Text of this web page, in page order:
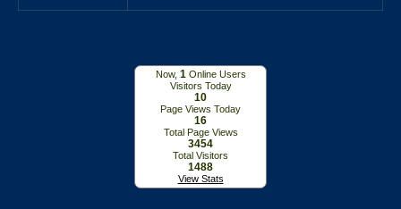
Now, 1 Online Users
Visitors Today
10
Page Views Today
16
Total Page Views
3454
Total Visitors
1488
View Stats